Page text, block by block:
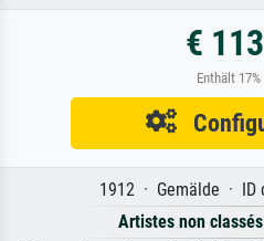
€
Enthält
1912 · Gemälde · ID
Artistes non classés